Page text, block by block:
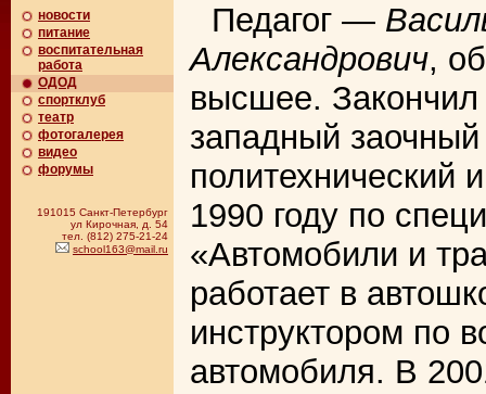
новости
питание
воспитательная
работа
ОДОД
спортклуб
театр
фотогалерея
видео
форумы
191015 Санкт-Петербург
ул Кирочная, д. 54
тел. (812) 275-21-24
school163@mail.ru
Педагог —
Александрович,
высшее.
западный заочный
политехнический
1990 году по
«Автомобили и
работает в
инструктором по
автомобиля. В